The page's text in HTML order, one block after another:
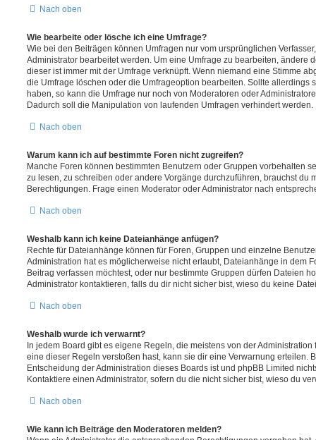
Nach oben
Wie bearbeite oder lösche ich eine Umfrage?
Wie bei den Beiträgen können Umfragen nur vom ursprünglichen
Administrator bearbeitet werden. Um eine Umfrage zu bearbeiten, ändere
dieser ist immer mit der Umfrage verknüpft. Wenn niemand eine Stimme
die Umfrage löschen oder die Umfrageoption bearbeiten. Sollte allerdings
haben, so kann die Umfrage nur noch von Moderatoren oder
Dadurch soll die Manipulation von laufenden Umfragen verhindert werden.
Nach oben
Warum kann ich auf bestimmte Foren nicht zugreifen?
Manche Foren können bestimmten Benutzern oder Gruppen vorbehalten
zu lesen, zu schreiben oder andere Vorgänge durchzuführen, brauchst du
Berechtigungen. Frage einen Moderator oder Administrator nach
Nach oben
Weshalb kann ich keine Dateianhänge anfügen?
Rechte für Dateianhänge können für Foren, Gruppen und einzelne
Administration hat es möglicherweise nicht erlaubt, Dateianhänge in dem
Beitrag verfassen möchtest, oder nur bestimmte Gruppen dürfen Dateien
Administrator kontaktieren, falls du dir nicht sicher bist, wieso du keine
Nach oben
Weshalb wurde ich verwarnt?
In jedem Board gibt es eigene Regeln, die meistens von der
eine dieser Regeln verstoßen hast, kann sie dir eine Verwarnung erteilen.
Entscheidung der Administration dieses Boards ist und phpBB Limited
Kontaktiere einen Administrator, sofern du die nicht sicher bist, wieso du
Nach oben
Wie kann ich Beiträge den Moderatoren melden?